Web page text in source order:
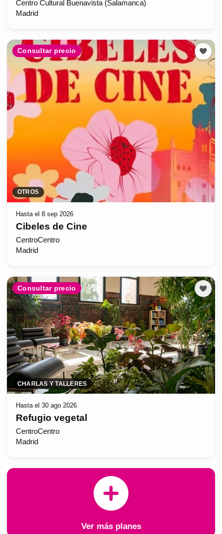
Centro Cultural Buenavista (Salamanca)
Madrid
Consultar precio
OTROS
Hasta el 8 sep 2026
Cibeles de Cine
CentroCentro
Madrid
Consultar precio
CHARLAS Y TALLERES
Hasta el 30 ago 2026
Refugio vegetal
CentroCentro
Madrid
Ver más planes